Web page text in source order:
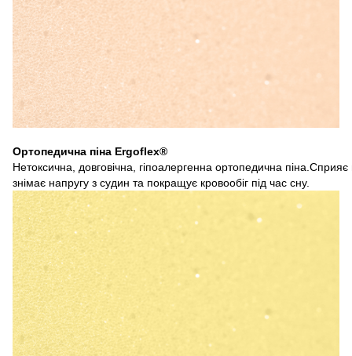
Ортопедична піна Ergoflex®
Нетоксична, довговічна, гіпоалергенна ортопедична піна.Сприяє
знімає напругу з судин та покращує кровообіг під час сну.